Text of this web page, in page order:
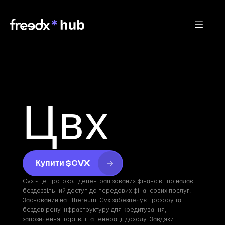
Цвх
Купити $CVX
Cvx - це протокол децентралізованих фінансів, що надає
бездозвільний доступ до передових фінансових послуг.
Заснований на Ethereum, Cvx забезпечує прозору та
бездовірену інфраструктуру для кредитування,
запозичення, торгівлі та генерації доходу. Завдяки